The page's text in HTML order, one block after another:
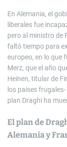
En Alemania, el
liberales fue
pero al ministro de
faltó tiempo para
europeo, en lo que
Merz, que el año
Heinen, titular de
los países
plan Draghi ha
El plan de
Alemania y